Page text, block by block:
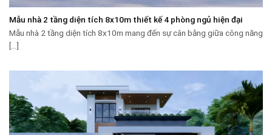
Mẫu nhà 2 tầng diện tích 8x10m thiết kế 4 phòng ngủ hiện đại
Mẫu nhà 2 tầng diện tích 8x10m mang đến sự cân bằng giữa công năng
[...]